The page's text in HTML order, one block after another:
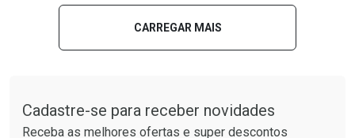
Laboratório
Por Menos Laboratório
Por Menos
CARREGAR MAIS
Cadastre-se para receber novidades
Receba as melhores ofertas e super descontos